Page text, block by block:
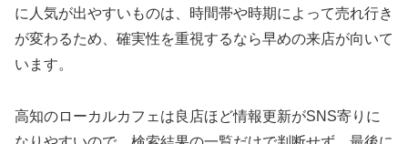
に人気が出やすいものは、時間帯や時期によって売れ行き
が変わるため、確実性を重視するなら早めの来店が向いて
います。
高知のローカルカフェは良店ほど情報更新がSNS寄りに